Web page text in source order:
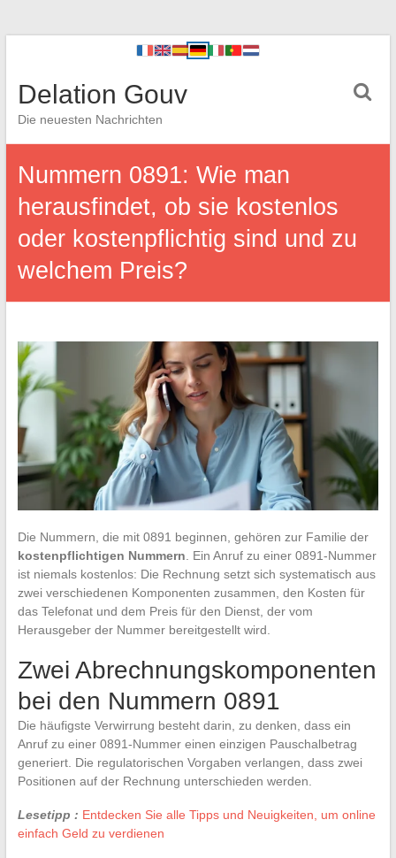
Delation Gouv
Die neuesten Nachrichten
Nummern 0891: Wie man
herausfindet, ob sie kostenlos
oder kostenpflichtig sind und zu
welchem Preis?
Die Nummern, die mit 0891 beginnen, gehören zur Familie der
kostenpflichtigen Nummern . Ein Anruf zu einer 0891-Nummer
ist niemals kostenlos: Die Rechnung setzt sich systematisch aus
zwei verschiedenen Komponenten zusammen, den Kosten für
das Telefonat und dem Preis für den Dienst, der vom
Herausgeber der Nummer bereitgestellt wird.
Zwei Abrechnungskomponenten
bei den Nummern 0891
Die häufigste Verwirrung besteht darin, zu denken, dass ein
Anruf zu einer 0891-Nummer einen einzigen Pauschalbetrag
generiert. Die regulatorischen Vorgaben verlangen, dass zwei
Positionen auf der Rechnung unterschieden werden.
Lesetipp : Entdecken Sie alle Tipps und Neuigkeiten, um online
einfach Geld zu verdienen